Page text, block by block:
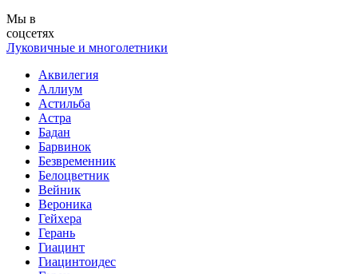
Мы в
соцсетях
Луковичные и многолетники
Аквилегия
Аллиум
Астильба
Астра
Бадан
Барвинок
Безвременник
Белоцветник
Вейник
Вероника
Гейхера
Герань
Гиацинт
Гиацинтоидес